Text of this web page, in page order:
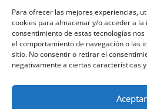
Para ofrecer las mejores experiencias,
cookies para almacenar y/o acceder a
consentimiento de estas tecnologías
el comportamiento de navegación o las
sitio. No consentir o retirar el
negativamente a ciertas características
Aceptar
Este taller permite que los
creatividad y adquieran
propias del arte escultórico.
diversos materiales y